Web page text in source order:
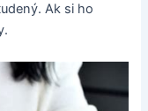
Ak si ho